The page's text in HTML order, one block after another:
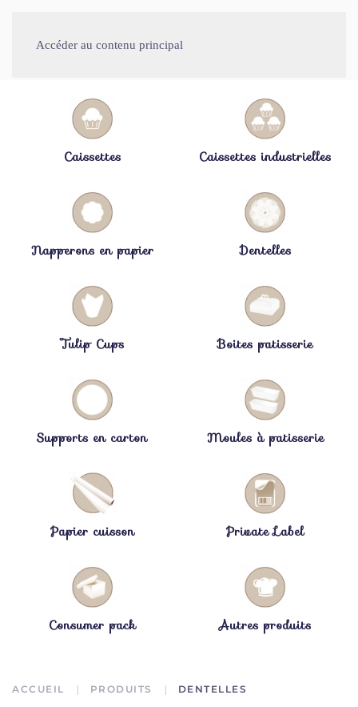
Accéder au contenu principal
Caissettes Caissettes industrielles
Napperons en papier Dentelles
Tulip Cups Boites patisserie
Supports en carton Moules à patisserie
Papier cuisson Private Label
Consumer pack Autres produits
ACCUEIL PRODUITS DENTELLES